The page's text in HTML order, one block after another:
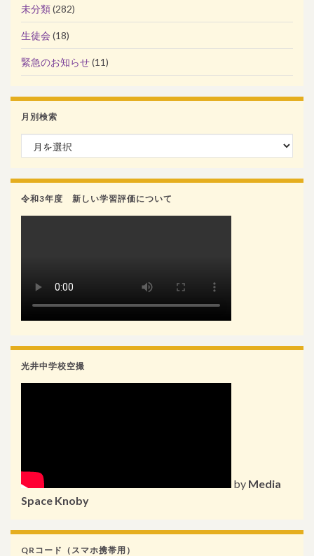
未分類(282)
生徒会 (18)
緊急のお知らせ(11)
月別検索
月別検索
令和3年度 新しい学習評価について
光井中学校空撮
by Media
Space Knoby
QRコード（スマホ携帯用）